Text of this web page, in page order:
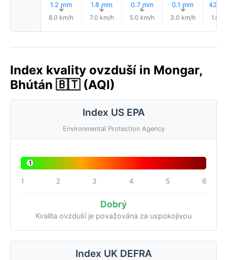
1.2 mm
↑
8.0 km/h
1.8 mm
↑
7.0 km/h
0.7 mm
↑
5.0 km/h
0.1 mm
↑
3.0 km/h
42%
1.0
Index kvality ovzduší in Mongar,
Bhútán 🇧🇹 (AQI)
Index US EPA
Environmental Protection Agency
1
1 2 3 4 5 6
Dobrý
Kvalita ovzduší je považována za uspokojivou
Index UK DEFRA